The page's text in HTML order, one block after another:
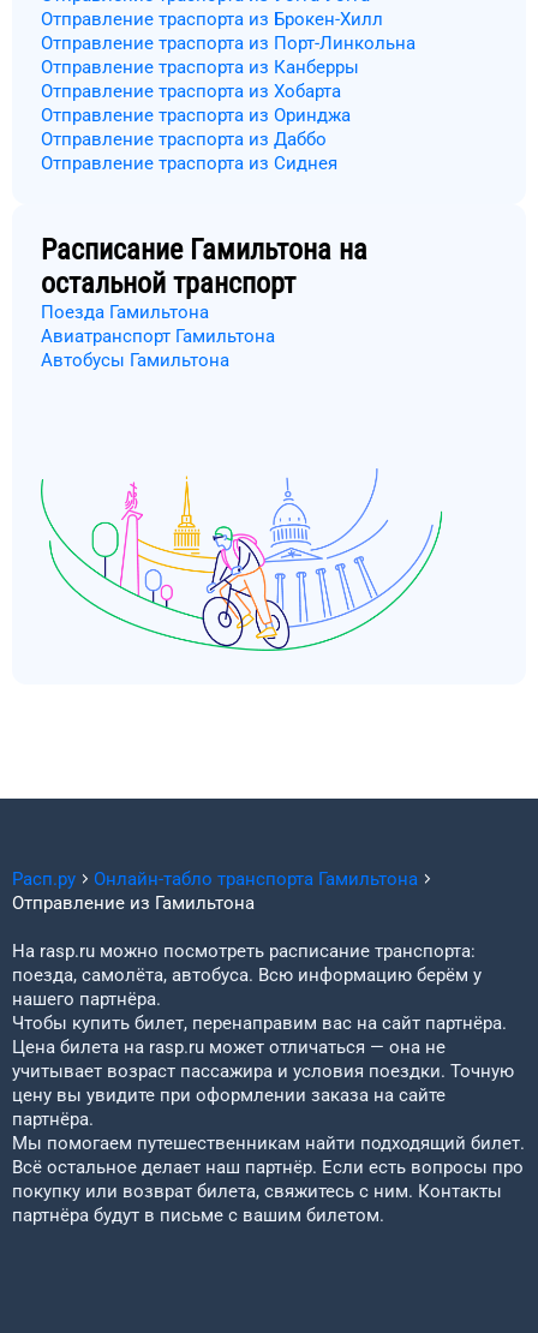
Отправление траспорта из Брокен-Хилл
Отправление траспорта из Порт-Линкольна
Отправление траспорта из Канберры
Отправление траспорта из Хобарта
Отправление траспорта из Оринджа
Отправление траспорта из Даббо
Отправление траспорта из Сиднея
Расписание Гамильтона на
остальной транспорт
Поезда Гамильтона
Авиатранспорт Гамильтона
Автобусы Гамильтона
Расп.ру Онлайн-табло транспорта Гамильтона
Отправление из Гамильтона
На rasp.ru можно посмотреть расписание транспорта:
поезда, самолёта, автобуса. Всю информацию берём у
нашего партнёра.
Чтобы купить билет, перенаправим вас на сайт партнёра.
Цена билета на rasp.ru может отличаться — она не
учитывает возраст пассажира и условия поездки. Точную
цену вы увидите при оформлении заказа на сайте
партнёра.
Мы помогаем путешественникам найти подходящий билет.
Всё остальное делает наш партнёр. Если есть вопросы про
покупку или возврат билета, свяжитесь с ним. Контакты
партнёра будут в письме с вашим билетом.